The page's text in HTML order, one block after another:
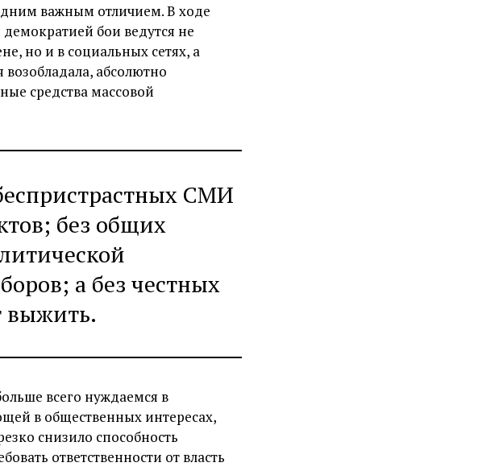
важным отличием. В ходе
бои ведутся не
но и в социальных сетях, а
абсолютно
средства массовой
СМИ
без общих
а без честных
выжить.
всего нуждаемся в
в общественных интересах,
снизило способность
ответственности от власть